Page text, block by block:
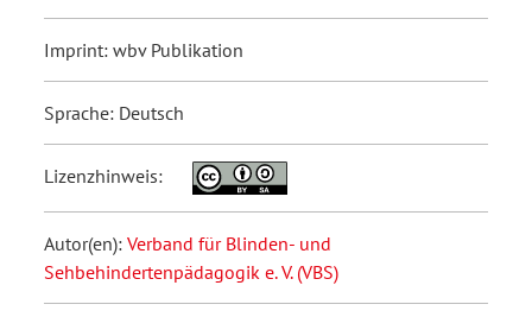
Imprint: wbv Publikation
Sprache: Deutsch
Lizenzhinweis:
Autor(en): Verband für Blinden- und
Sehbehindertenpädagogik e. V. (VBS)